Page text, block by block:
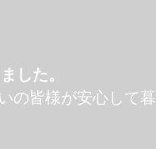
した。
の皆様が安心して